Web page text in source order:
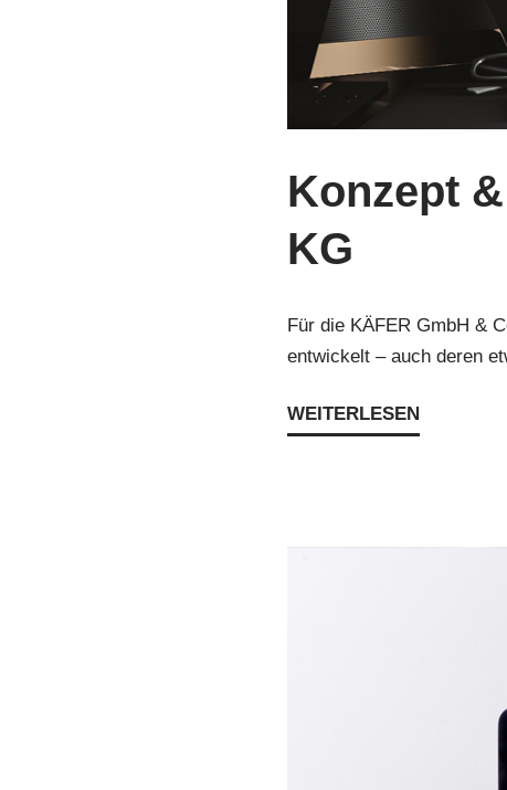
Konzept
KG
Für die KÄFER GmbH &
entwickelt – auch deren
WEITERLESEN